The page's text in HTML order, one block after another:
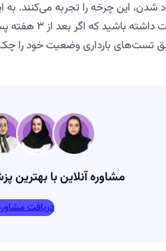
تاریخ
تست‌های بارداری وضعیت خود را
مشاوره آنلاین با بهترین
دریافت